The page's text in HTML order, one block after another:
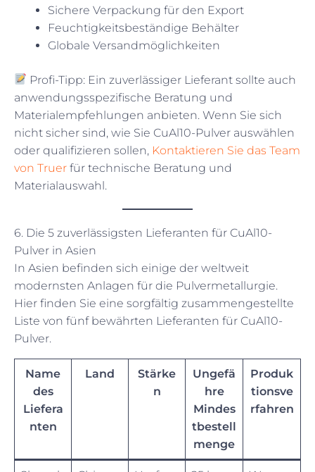
Sichere Verpackung für den Export
Feuchtigkeitsbeständige Behälter
Globale Versandmöglichkeiten
Profi-Tipp: Ein zuverlässiger Lieferant sollte auch
anwendungsspezifische Beratung und
Materialempfehlungen anbieten. Wenn Sie sich
nicht sicher sind, wie Sie CuAl10-Pulver auswählen
oder qualifizieren sollen, Kontaktieren Sie das Team
von Truer für technische Beratung und
Materialauswahl.
6. Die 5 zuverlässigsten Lieferanten für CuAl10-
Pulver in Asien
In Asien befinden sich einige der weltweit
modernsten Anlagen für die Pulvermetallurgie.
Hier finden Sie eine sorgfältig zusammengestellte
Liste von fünf bewährten Lieferanten für CuAl10-
Pulver.
Name
des
Liefera
nten
Land
Stärke
n
Ungefä
hre
Mindes
tbestell
menge
Produk
tionsve
rfahren